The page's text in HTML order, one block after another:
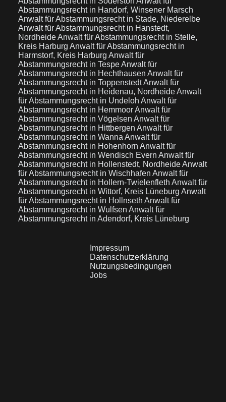
Abstammungsrecht in Handorf, Winsener Marsch
Anwalt für Abstammungsrecht in Stade, Niederelbe
Anwalt für Abstammungsrecht in Hanstedt,
NordheideAnwalt für Abstammungsrecht in Stelle,
Kreis Harburg Anwalt für Abstammungsrecht in
Harmstorf, Kreis Harburg Anwalt für
Abstammungsrecht in TespeAnwalt für
Abstammungsrecht in Hechthausen Anwalt für
Abstammungsrecht in ToppenstedtAnwalt für
Abstammungsrecht in Heidenau, NordheideAnwalt
für Abstammungsrecht in Undeloh Anwalt für
Abstammungsrecht in HemmoorAnwalt für
Abstammungsrecht in Vögelsen Anwalt für
Abstammungsrecht in Hittbergen Anwalt für
Abstammungsrecht in Wanna Anwalt für
Abstammungsrecht in Hohenhorn Anwalt für
Abstammungsrecht in Wendisch Evern Anwalt für
Abstammungsrecht in Hollenstedt, NordheideAnwalt
für Abstammungsrecht in Wischhafen Anwalt für
Abstammungsrecht in Hollern-Twielenfleth Anwalt für
Abstammungsrecht in Wittorf, Kreis Lüneburg Anwalt
für Abstammungsrecht in Hollnseth Anwalt für
Abstammungsrecht in Wulfsen Anwalt für
Abstammungsrecht in Adendorf, Kreis Lüneburg
Impressum
Datenschutzerklärung
Nutzungsbedingungen
Jobs